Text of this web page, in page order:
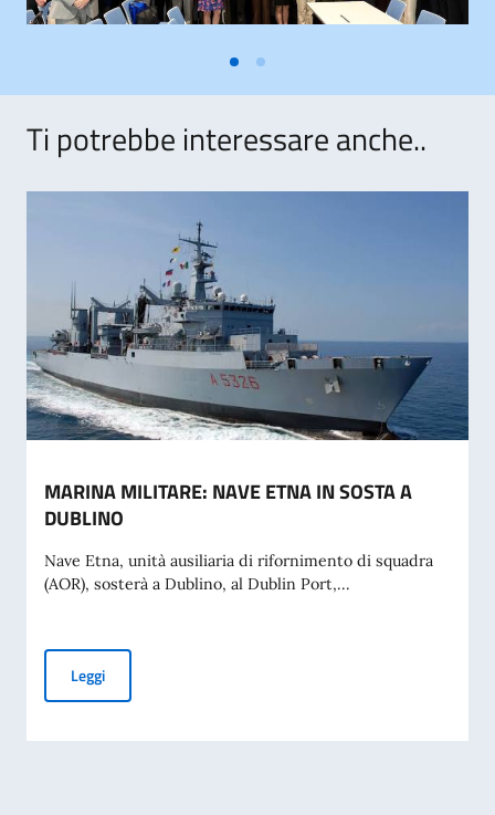
Ti potrebbe interessare anche..
MARINA MILITARE: NAVE ETNA IN SOSTA A
DUBLINO
Nave Etna, unità ausiliaria di rifornimento di squadra
(AOR), sosterà a Dublino, al Dublin Port,...
LeggiMARINA MILITARE: NAVE ETNA IN SOSTA A DUBLINO